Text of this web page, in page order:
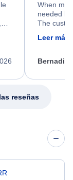
When my
needed
The
calm,
my issue.
Leer más
reseñas